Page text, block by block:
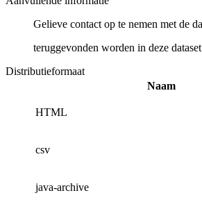
Gelieve contact op te nemen met de
teruggevonden worden in deze
Distributieformaat
Naam
HTML
csv
java-archive